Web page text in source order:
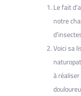
Le fait
notre
Voici sa
à